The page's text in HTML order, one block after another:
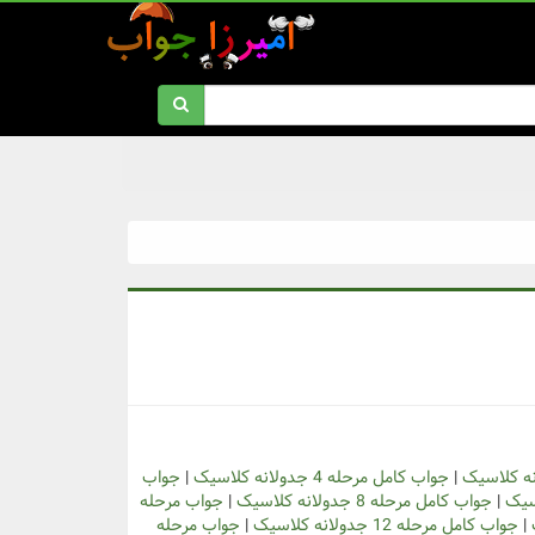
| جواب کامل مرحله 4 جدولانه کلاسیک | جواب
| جواب کامل مرحله 8 جدولانه کلاسیک | جواب مرحله
| جواب کامل مرحله 12 جدولانه کلاسیک | جواب مرحله